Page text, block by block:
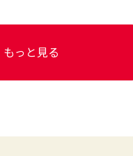
もっと見る